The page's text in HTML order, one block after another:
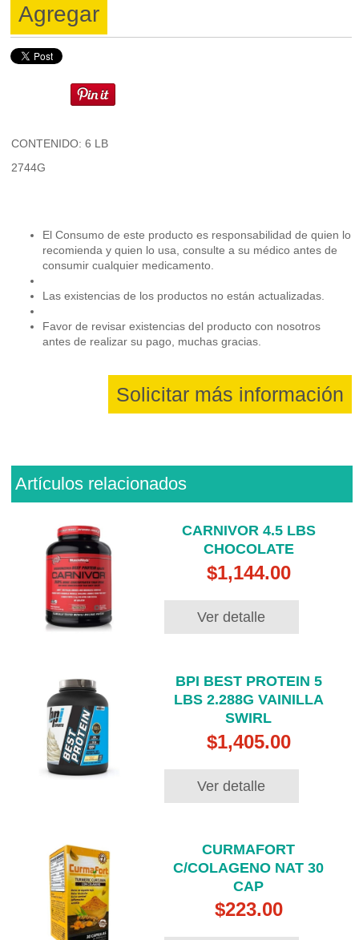
Agregar
CONTENIDO: 6 LB
2744G
El Consumo de este producto es responsabilidad de quien lo
recomienda y quien lo usa, consulte a su médico antes de
consumir cualquier medicamento.
Las existencias de los productos no están actualizadas.
Favor de revisar existencias del producto con nosotros
antes de realizar su pago, muchas gracias.
Solicitar más información
Artículos relacionados
CARNIVOR 4.5 LBS
CHOCOLATE
$1,144.00
Ver detalle
BPI BEST PROTEIN 5
LBS 2.288G VAINILLA
SWIRL
$1,405.00
Ver detalle
CURMAFORT
C/COLAGENO NAT 30
CAP
$223.00